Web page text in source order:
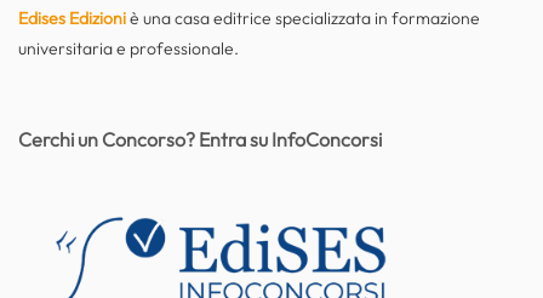
Edises Edizioniè una casa editrice specializzata in formazione
universitaria e professionale.
Cerchi un Concorso? Entra su InfoConcorsi